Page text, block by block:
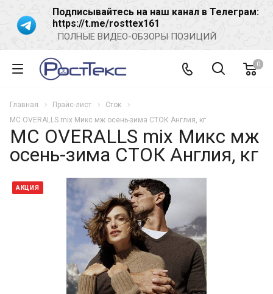
Подписывайтесь на наш канал в Телеграм:
https://t.me/rosttex161
ПОЛНЫЕ ВИДЕО-ОБЗОРЫ ПОЗИЦИЙ
0
Главная Прайс-лист
Сток
MC OVERALLS mix Микс мж осень-зима СТОК Англия, кг
MC OVERALLS mix Микс мж
осень-зима СТОК Англия, кг
АКЦИЯ